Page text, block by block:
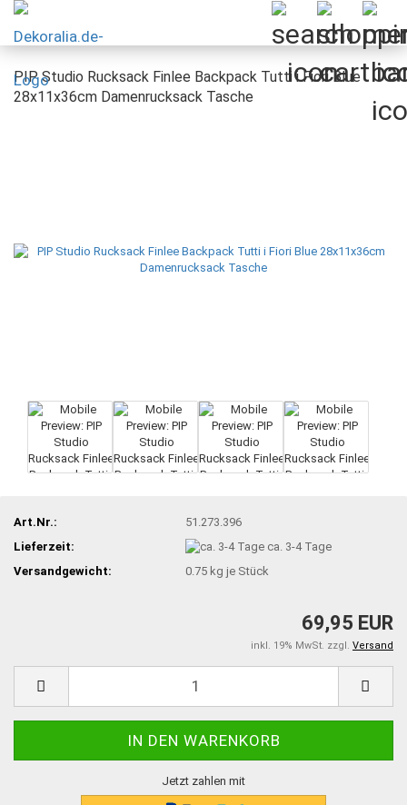
PIP Studio Rucksack Finlee Backpack Tutti i Fiori Blue
28x11x36cm Damenrucksack Tasche
Art.Nr.:
51.273.396
Lieferzeit:
ca. 3-4 Tage
Versandgewicht:
0.75 kg je Stück
69,95 EUR
inkl. 19% MwSt. zzgl. Versand
Jetzt zahlen mit